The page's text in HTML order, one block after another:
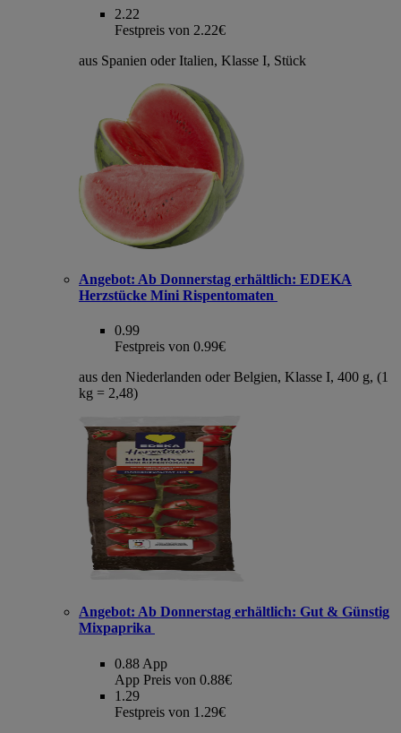
2.22
Festpreis von 2.22€
aus Spanien oder Italien, Klasse I, Stück
Angebot: Ab Donnerstag erhältlich: EDEKA
Herzstücke Mini Rispentomaten
0.99
Festpreis von 0.99€
aus den Niederlanden oder Belgien, Klasse I, 400 g, (1
kg = 2,48)
Angebot: Ab Donnerstag erhältlich: Gut & Günstig
Mixpaprika
0.88 App
App Preis von 0.88€
1.29
Festpreis von 1.29€